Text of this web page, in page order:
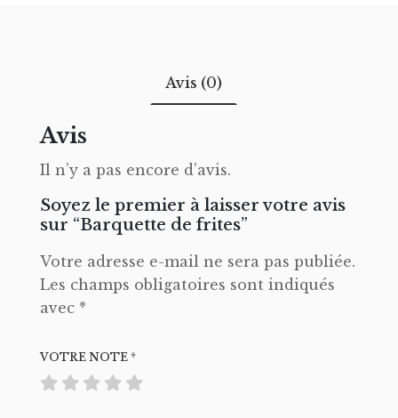
Avis (0)
Avis
Il n’y a pas encore d’avis.
Soyez le premier à laisser votre avis
sur “Barquette de frites”
Votre adresse e-mail ne sera pas publiée.
Les champs obligatoires sont indiqués
avec *
VOTRE NOTE *